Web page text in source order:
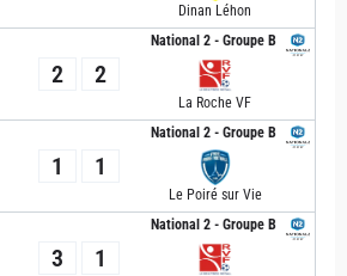
Dinan Léhon
National 2 - Groupe B
2 2
La Roche VF
National 2 - Groupe B
1 1
Le Poiré sur Vie
National 2 - Groupe B
3 1